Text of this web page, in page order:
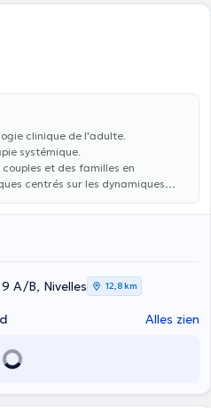
clinique de l'adulte.
systémique.
et des familles en
centrés sur les dynamiques
A/B, Nivelles 12,8 km
Alles zien